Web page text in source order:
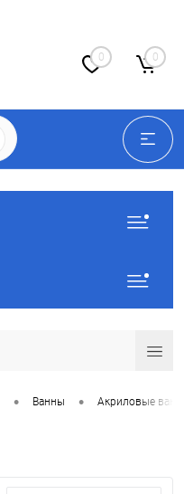
0 0
• Ванны • Акриловые